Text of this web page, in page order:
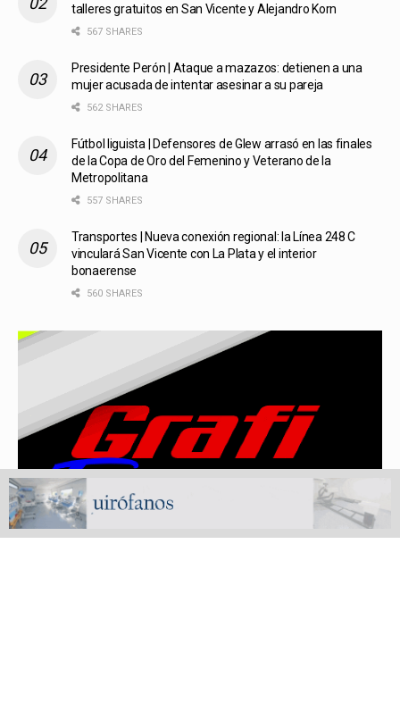
talleres gratuitos en San Vicente y Alejandro Korn
567 SHARES
Presidente Perón | Ataque a mazazos: detienen a una
mujer acusada de intentar asesinar a su pareja
562 SHARES
Fútbol liguista | Defensores de Glew arrasó en las finales
de la Copa de Oro del Femenino y Veterano de la
Metropolitana
557 SHARES
Transportes | Nueva conexión regional: la Línea 248 C
vinculará San Vicente con La Plata y el interior
bonaerense
560 SHARES